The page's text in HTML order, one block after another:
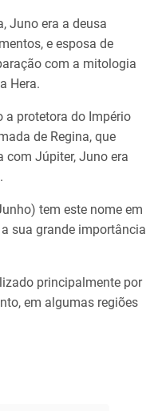
Juno era a deusa
e esposa de
com a mitologia
Hera.
a protetora do Império
de Regina, que
com Júpiter, Juno era
tem este nome em
sua grande importância
principalmente por
em algumas regiões